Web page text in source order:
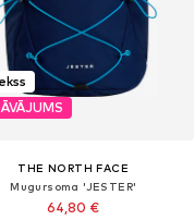
THE NORTH FACE
Mugursoma 'JESTER'
64,80 €